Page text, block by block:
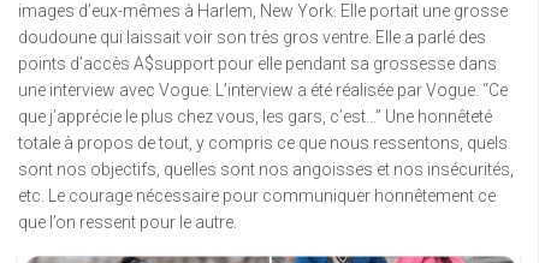
images d’eux-mêmes à Harlem, New York. Elle portait une grosse
doudoune qui laissait voir son très gros ventre. Elle a parlé des
points d’accès A$support pour elle pendant sa grossesse dans
une interview avec Vogue. L’interview a été réalisée par Vogue. “Ce
que j’apprécie le plus chez vous, les gars, c’est…” Une honnêteté
totale à propos de tout, y compris ce que nous ressentons, quels
sont nos objectifs, quelles sont nos angoisses et nos insécurités,
etc. Le courage nécessaire pour communiquer honnêtement ce
que l’on ressent pour le autre.